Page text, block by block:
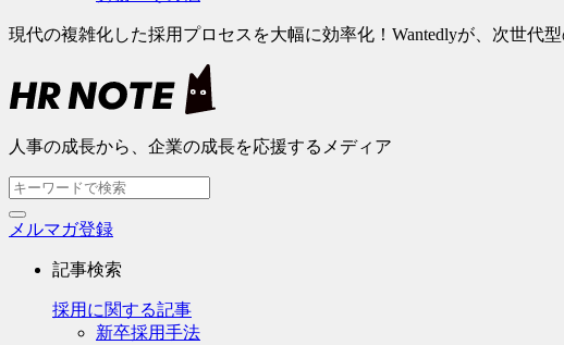
現代の複雑化した採用プロセスを大幅に効率化！Wantedlyが、次世代
人事の成長から、企業の成長を応援するメディア
メルマガ登録
記事検索
採用に関する記事
新卒採用手法